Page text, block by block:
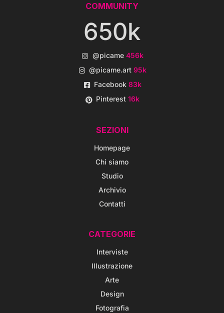
COMMUNITY
650k
@picame 456k
@picame.art95k
Facebook83k
Pinterest16k
SEZIONI
Homepage
Chi siamo
Studio
Archivio
Contatti
CATEGORIE
Interviste
Illustrazione
Arte
Design
Fotografia